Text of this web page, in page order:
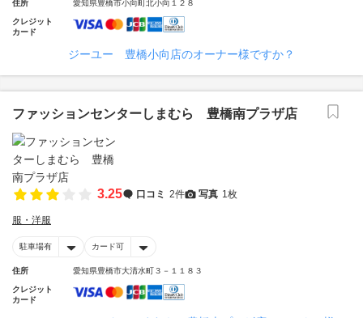
住所 愛知県豊橋市小向町北小向１２８
クレジット
カード
ジーユー 豊橋小向店のオーナー様ですか？
ファッションセンターしまむら 豊橋南プラザ店
3.25 口コミ 2件 写真 1枚
服・洋服
駐車場有 カード可
住所 愛知県豊橋市大清水町３－１１８３
クレジット
カード